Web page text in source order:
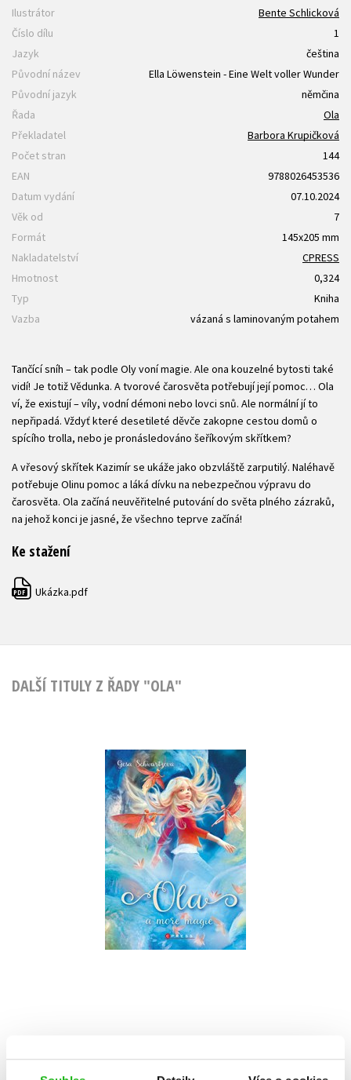
Ilustrátor
Bente Schlicková
Číslo dílu
1
Jazyk
čeština
Původní název
Ella Löwenstein - Eine Welt voller Wunder
Původní jazyk
němčina
Řada
Ola
Překladatel
Barbora Krupičková
Počet stran
144
EAN
9788026453536
Datum vydání
07.10.2024
Věk od
7
Formát
145x205 mm
Nakladatelství
CPRESS
Hmotnost
0,324
Typ
Kniha
Vazba
vázaná s laminovaným potahem
Tančící sníh – tak podle Oly voní magie. Ale ona kouzelné bytosti také
vidí! Je totiž Vědunka. A tvorové čarosvěta potřebují její pomoc… Ola
ví, že existují – víly, vodní démoni nebo lovci snů. Ale normální jí to
nepřipadá. Vždyť které desetileté děvče zakopne cestou domů o
spícího trolla, nebo je pronásledováno šeříkovým skřítkem?
A vřesový skřítek Kazimír se ukáže jako obzvláště zarputilý. Naléhavě
potřebuje Olinu pomoc a láká dívku na nebezpečnou výpravu do
čarosvěta. Ola začíná neuvěřitelné putování do světa plného zázraků,
na jehož konci je jasné, že všechno teprve začíná!
Ke stažení
PDF Ukázka.pdf
DALŠÍ TITULY Z ŘADY "OLA"
Ola a moře magie
Gesa Schwartzová
Do košíku
269 Kč
215 Kč